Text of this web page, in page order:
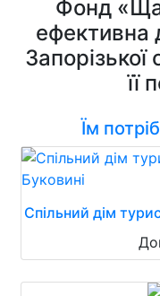
Фонд
ефективна
Запорізької
її
Їм
Спільний дім